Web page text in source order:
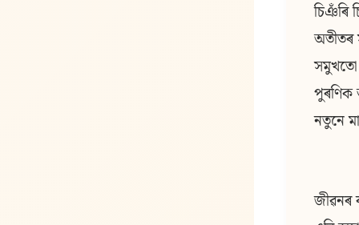
চিঞঁৰি
অতীতৰ
নতুনে
জীৱনৰ